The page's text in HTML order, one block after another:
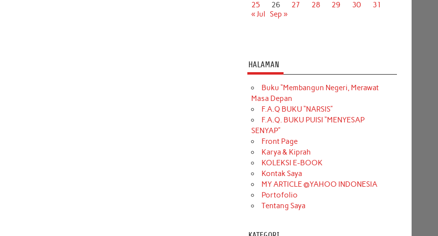
25
26 27 28 29 30
31
« Jul Sep »
HALAMAN
Buku “Membangun Negeri, Merawat
Masa Depan
F.A.Q BUKU “NARSIS”
F.A.Q. BUKU PUISI “MENYESAP
SENYAP”
Front Page
Karya & Kiprah
KOLEKSI E-BOOK
Kontak Saya
MY ARTICLE @YAHOO INDONESIA
Portofolio
Tentang Saya